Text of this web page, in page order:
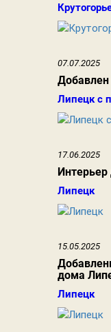
07.07.2025
Липецк с
17.06.2025
Липецк
15.05.2025
дома
Липецк